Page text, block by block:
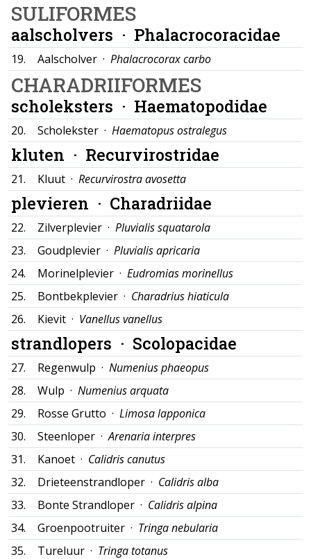
SULIFORMES
aalscholvers · Phalacrocoracidae
19. Aalscholver · Phalacrocorax carbo
CHARADRIIFORMES
scholeksters · Haematopodidae
20. Scholekster · Haematopus ostralegus
kluten · Recurvirostridae
21. Kluut · Recurvirostra avosetta
plevieren · Charadriidae
22. Zilverplevier · Pluvialis squatarola
23.
Goudplevier · Pluvialis apricaria
24.
Morinelplevier · Eudromias morinellus
25.
Bontbekplevier · Charadrius hiaticula
26.
Kievit · Vanellus vanellus
strandlopers · Scolopacidae
27. Regenwulp · Numenius phaeopus
28.
Wulp · Numenius arquata
29.
Rosse Grutto · Limosa lapponica
30.
Steenloper ·Arenaria interpres
31.
Kanoet · Calidris canutus
32.
Drieteenstrandloper · Calidris alba
33.
Bonte Strandloper · Calidris alpina
34.
Groenpootruiter · Tringa nebularia
35.
Tureluur · Tringa totanus